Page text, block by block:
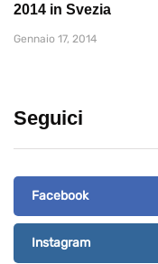
2014 in Svezia
Gennaio 17, 2014
Seguici
Facebook
Instagram